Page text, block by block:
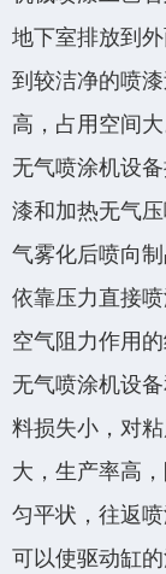
地下室排放到
到较洁净的喷
高，占用空间大
无气喷涂机设
漆和加热无气
气雾化后喷向
依靠压力直接
空气阻力作用的
无气喷涂机设
料损失小，对
大，生产率高
匀平状，往返
可以使驱动缸